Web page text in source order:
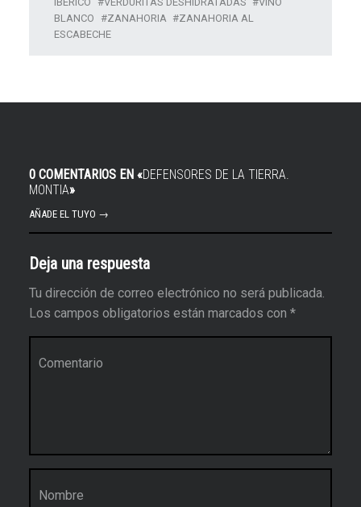
BLANCO
ZANAHORIA
ZANAHORIA AL
ESCABECHE
0 COMENTARIOS EN «DEFENSORES DE LA TIERRA.
MONTIA»
AÑADE EL TUYO →
Deja una respuesta
Tu dirección de correo electrónico no será publicada.
Los campos obligatorios están marcados con *
Nombre
*